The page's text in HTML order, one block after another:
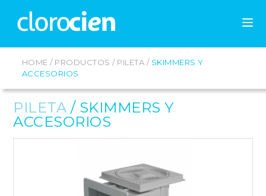
HOME / PRODUCTOS/ PILETA / SKIMMERS Y
ACCESORIOS
PILETA / SKIMMERS Y
ACCESORIOS